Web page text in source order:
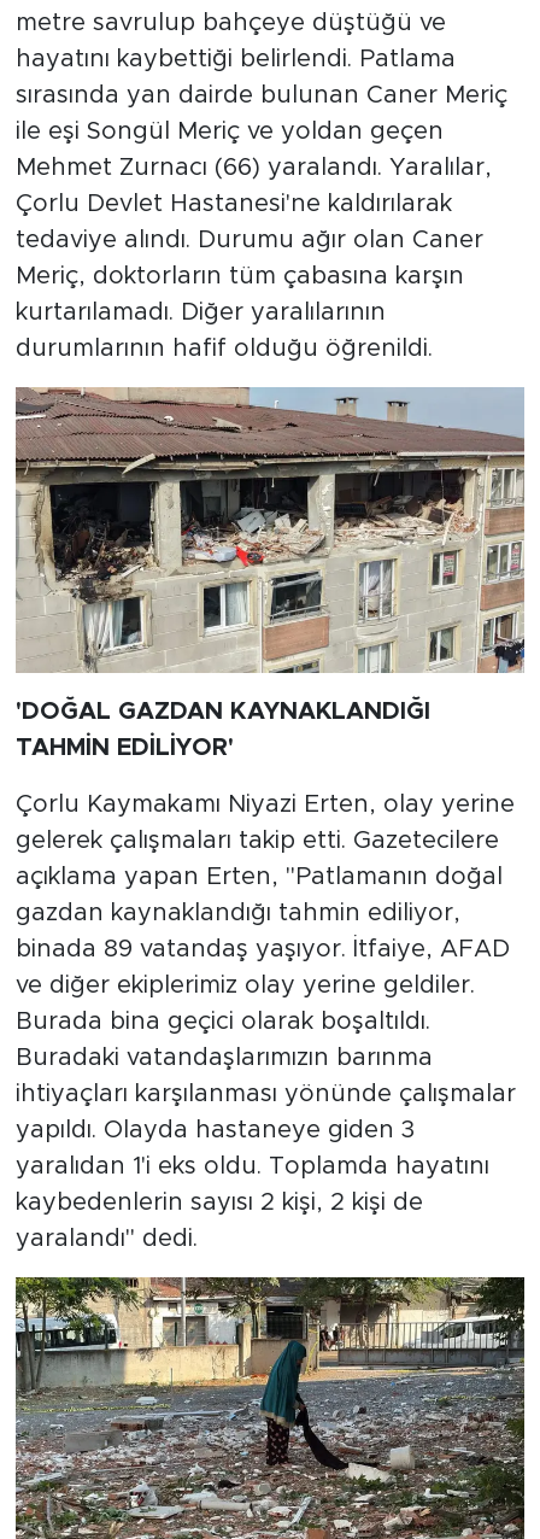
metre savrulup bahçeye düştüğü ve
hayatını kaybettiği belirlendi. Patlama
sırasında yan dairde bulunan Caner Meriç
ile eşi Songül Meriç ve yoldan geçen
Mehmet Zurnacı (66) yaralandı. Yaralılar,
Çorlu Devlet Hastanesi'ne kaldırılarak
tedaviye alındı. Durumu ağır olan Caner
Meriç, doktorların tüm çabasına karşın
kurtarılamadı. Diğer yaralılarının
durumlarının hafif olduğu öğrenildi.
'DOĞAL GAZDAN KAYNAKLANDIĞI
TAHMİN EDİLİYOR'
Çorlu Kaymakamı Niyazi Erten, olay yerine
gelerek çalışmaları takip etti. Gazetecilere
açıklama yapan Erten, "Patlamanın doğal
gazdan kaynaklandığı tahmin ediliyor,
binada 89 vatandaş yaşıyor. İtfaiye, AFAD
ve diğer ekiplerimiz olay yerine geldiler.
Burada bina geçici olarak boşaltıldı.
Buradaki vatandaşlarımızın barınma
ihtiyaçları karşılanması yönünde çalışmalar
yapıldı. Olayda hastaneye giden 3
yaralıdan 1'i eks oldu. Toplamda hayatını
kaybedenlerin sayısı 2 kişi, 2 kişi de
yaralandı" dedi.